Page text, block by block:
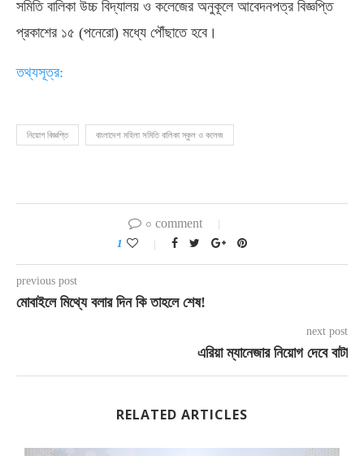
সমিতি বালিকা উচ্চ বিদ্যালয় ও কলেজের অনুকূলে আবেদনপত্র বিজ্ঞপ্তি
প্রকাশের ১৫ (পনেরো) মধ্যে পৌঁছাতে হবে।
তথ্যসূত্র:
নিয়োগ বিজ্ঞপ্তি বাংলাদেশ মহিলা সমিতি বালিকা স্কুল ও কলেজ
০ comment
1
previous post
মোবাইলে মিথ্যে বলার দিন কি তাহলে শেষ!
next post
এরিয়া ম্যানেজার নিয়োগ দেবে বাটা
RELATED ARTICLES